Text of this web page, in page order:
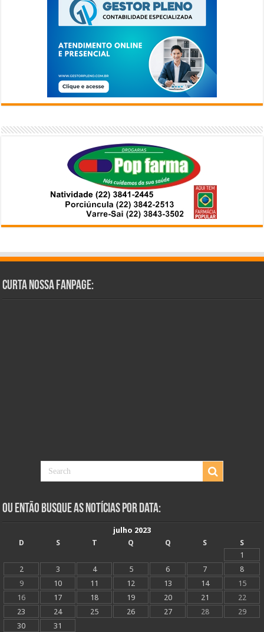
Curta Nossa Fanpage:
Ou Então Busque as Notícias Por Data:
julho 2023
D
S T Q Q S
S
1
2
3 4 5 6 7
8
9
10 11 12 13 14
15
16
17 18 19 20 21
22
23
24 25 26 27 28
29
30
31